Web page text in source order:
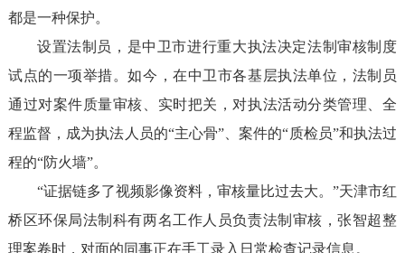
都是一种保护。
设置法制员，是中卫市进行重大执法决定法制审核制度
试点的一项举措。如今，在中卫市各基层执法单位，法制员
通过对案件质量审核、实时把关，对执法活动分类管理、全
程监督，成为执法人员的“主心骨”、案件的“质检员”和执法过
程的“防火墙”。
“证据链多了视频影像资料，审核量比过去大。”天津市红
桥区环保局法制科有两名工作人员负责法制审核，张智超整
理案卷时，对面的同事正在手工录入日常检查记录信息。